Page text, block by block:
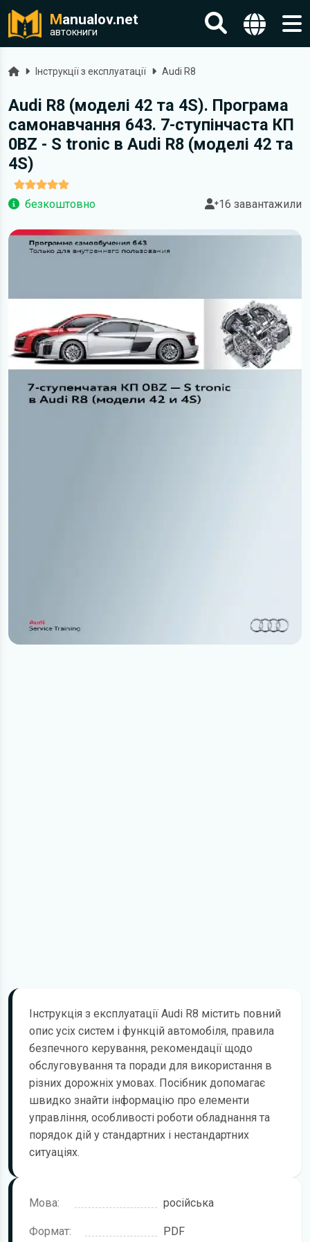
Manualov.net
автокниги
ГоловнаІнструкції з експлуатації Audi R8
Audi R8 (моделі 42 та 4S). Програма
самонавчання 643. 7-ступінчаста КП
0BZ - S tronic в Audi R8 (моделі 42 та
4S)
безкоштовно 16 завантажили
Інструкція з експлуатації Audi R8 містить повний
опис усіх систем і функцій автомобіля, правила
безпечного керування, рекомендації щодо
обслуговування та поради для використання в
різних дорожніх умовах. Посібник допомагає
швидко знайти інформацію про елементи
управління, особливості роботи обладнання та
порядок дій у стандартних і нестандартних
ситуаціях.
Мова: російська
Формат: PDF